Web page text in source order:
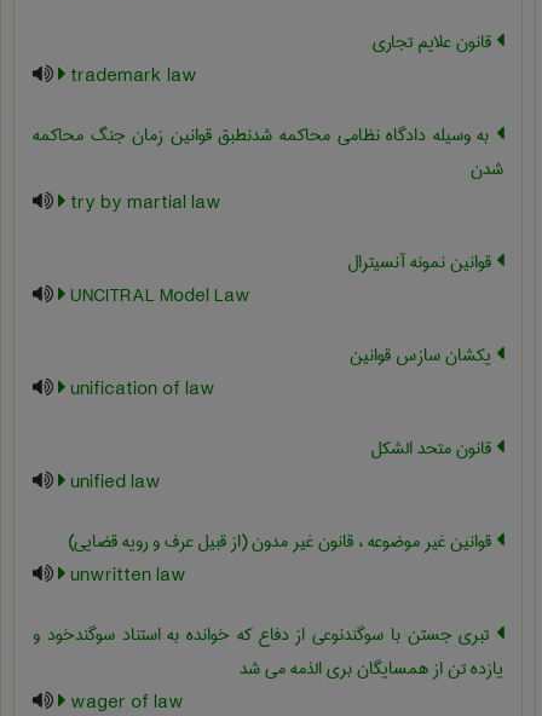
قانون علایم تجاری
trademark law
به وسیله دادگاه نظامی محاکمه شدنطبق قوانین زمان جنگ محاکمه
شدن
try by martial law
قوانین نمونه آنسیترال
UNCITRAL Model Law
یکشان سازس قوانین
unification of law
قانون متحد الشکل
unified law
قوانین غیر موضوعه ، قانون غیر مدون (از قبیل عرف و رویه قضایی)
unwritten law
تبری جستن با سوگندنوعی از دفاع که خوانده به استناد سوگندخود و
یازده تن از همسایگان بری الذمه می شد
wager of law